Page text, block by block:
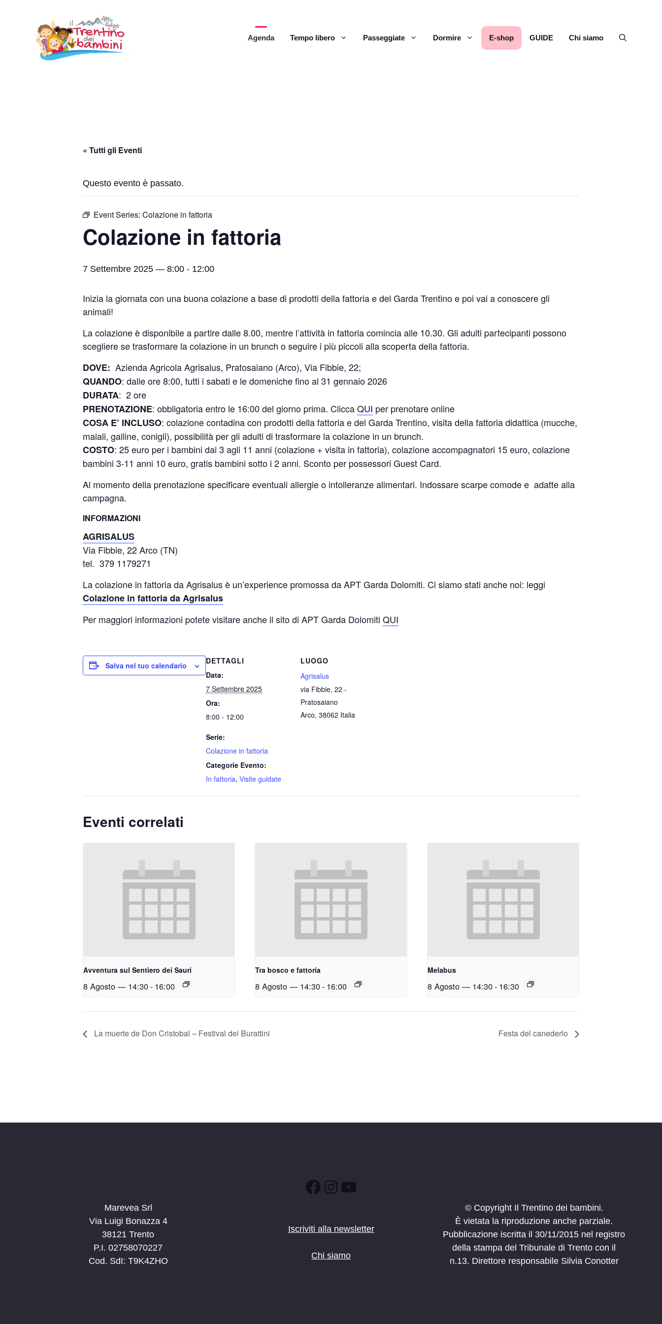
contenuto
Agenda Tempo libero Passeggiate Dormire E-shop GUIDE Chi siamo
« Tutti gli Eventi
Questo evento è passato.
Event Series: Colazione in fattoria
Colazione in fattoria
7 Settembre 2025 — 8:00 - 12:00
Inizia la giornata con una buona colazione a base di prodotti della fattoria e del Garda Trentino e poi vai a conoscere gli
animali!
La colazione è disponibile a partire dalle 8.00, mentre l’attività in fattoria comincia alle 10.30. Gli adulti partecipanti possono
scegliere se trasformare la colazione in un brunch o seguire i più piccoli alla scoperta della fattoria.
DOVE: Azienda Agricola Agrisalus, Pratosaiano (Arco), Via Fibbie, 22;
QUANDO: dalle ore 8:00, tutti i sabati e le domeniche fino al 31 gennaio 2026
DURATA: 2 ore
PRENOTAZIONE: obbligatoria entro le 16:00 del giorno prima. CliccaQUI per prenotare online
COSA E’ INCLUSO: colazione contadina con prodotti della fattoria e del Garda Trentino, visita della fattoria didattica (mucche,
maiali, galline, conigli), possibilità per gli adulti di trasformare la colazione in un brunch.
COSTO: 25 euro per i bambini dai 3 agli 11 anni (colazione + visita in fattoria), colazione accompagnatori 15 euro, colazione
bambini 3-11 anni 10 euro, gratis bambini sotto i 2 anni. Sconto per possessori Guest Card.
Al momento della prenotazione specificare eventuali allergie o intolleranze alimentari. Indossare scarpe comode e adatte alla
campagna.
INFORMAZIONI
AGRISALUS
Via Fibbie, 22 Arco (TN)
tel. 379 1179271
La colazione in fattoria da Agrisalus è un’experience promossa da APT Garda Dolomiti. Ci siamo stati anche noi: leggi
Colazione in fattoria da Agrisalus
Per maggiori informazioni potete visitare anche il sito di APT Garda Dolomiti QUI
Salva nel tuo calendario
DETTAGLI
Data:
7 Settembre 2025
Ora:
8:00 - 12:00
Serie:
Colazione in fattoria
Categorie Evento:
In fattoria, Visite guidate
LUOGO
Agrisalus
via Fibbie, 22 -
Pratosaiano
Arco, 38062 Italia
Eventi correlati
Avventura sul Sentiero dei Sauri
8 Agosto — 14:30- 16:00
Tra bosco e fattoria
8 Agosto — 14:30- 16:00
Melabus
8 Agosto — 14:30- 16:30
La muerte de Don Cristobal – Festival dei Burattini Festa del canederlo
Marevea Srl
Via Luigi Bonazza 4
38121 Trento
P.I. 02758070227
Cod. SdI: T9K4ZHO
Facebook
Instagram
YouTube
Iscriviti alla newsletter
Chi siamo
© Copyright Il Trentino dei bambini.
È vietata la riproduzione anche parziale.
Pubblicazione iscritta il 30/11/2015 nel registro
della stampa del Tribunale di Trento con il
n.13. Direttore responsabile Silvia Conotter